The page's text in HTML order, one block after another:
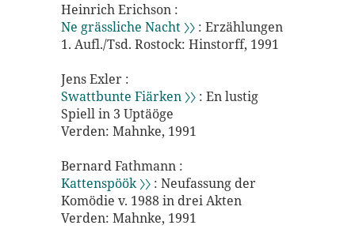
Heinrich Erichson :
Ne grässliche Nacht 〉〉 : Erzählungen
1. Aufl./Tsd. Rostock: Hinstorff, 1991
Jens Exler :
Swattbunte Fiärken 〉〉 : En lustig
Spiell in 3 Uptäöge
Verden: Mahnke, 1991
Bernard Fathmann :
Kattenspöök 〉〉 : Neufassung der
Komödie v. 1988 in drei Akten
Verden: Mahnke, 1991